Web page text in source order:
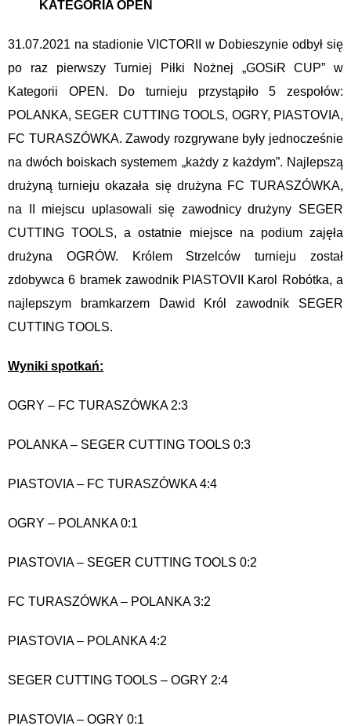
KATEGORIA OPEN
31.07.2021 na stadionie VICTORII w Dobieszynie odbył się
po raz pierwszy Turniej Piłki Nożnej „GOSiR CUP” w
Kategorii OPEN. Do turnieju przystąpiło 5 zespołów:
POLANKA, SEGER CUTTING TOOLS, OGRY, PIASTOVIA,
FC TURASZÓWKA. Zawody rozgrywane były jednocześnie
na dwóch boiskach systemem „każdy z każdym”. Najlepszą
drużyną turnieju okazała się drużyna FC TURASZÓWKA,
na II miejscu uplasowali się zawodnicy drużyny SEGER
CUTTING TOOLS, a ostatnie miejsce na podium zajęła
drużyna OGRÓW. Królem Strzelców turnieju został
zdobywca 6 bramek zawodnik PIASTOVII Karol Robótka, a
najlepszym bramkarzem Dawid Król zawodnik SEGER
CUTTING TOOLS.
Wyniki spotkań:
OGRY – FC TURASZÓWKA 2:3
POLANKA – SEGER CUTTING TOOLS 0:3
PIASTOVIA – FC TURASZÓWKA 4:4
OGRY – POLANKA 0:1
PIASTOVIA – SEGER CUTTING TOOLS 0:2
FC TURASZÓWKA – POLANKA 3:2
PIASTOVIA – POLANKA 4:2
SEGER CUTTING TOOLS – OGRY 2:4
PIASTOVIA – OGRY 0:1